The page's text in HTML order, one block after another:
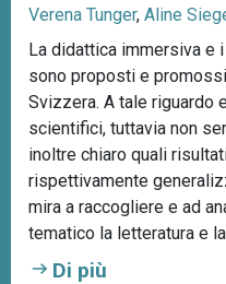
Verena Tunger, Aline
La didattica immersiva e
sono proposti e
Svizzera. A tale riguardo
scientifici, tuttavia non
inoltre chiaro quali
rispettivamente
mira a raccogliere e ad
tematico la letteratura e
Di più